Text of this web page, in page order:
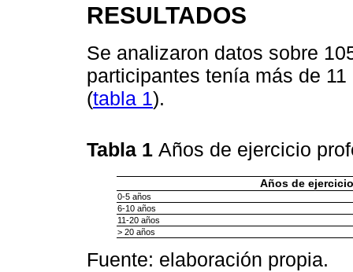
RESULTADOS
Se analizaron datos sobre
participantes tenía más de
(tabla 1).
Tabla 1 Años de ejercicio
Años de ejercicio
0-5 años
6-10 años
11-20 años
> 20 años
Fuente: elaboración propia.